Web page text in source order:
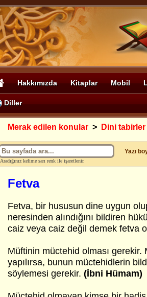
Hakkımızda Kitaplar Mobil
Diller
Merak edilen konular > Dini
Aradığınız kelime sarı renk ile işaretlenir.
Yazı
Fetva
Fetva, bir hususun dine uygun olup
neresinden alındığını bildiren
caiz veya caiz değil demek fetva
Müftinin müctehid olması
yapılırsa, bunun müctehidlerin
söylemesi gerekir. (İbni Hümam)